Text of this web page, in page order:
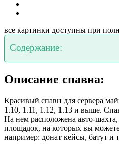
все картинки доступны при
Содержание:
Описание спавна:
Красивый спавн для сервера
1.10, 1.11, 1.12, 1.13 и выше.
На нем расположена авто-
площадок, на которых вы
например: донат кейсы, батут и